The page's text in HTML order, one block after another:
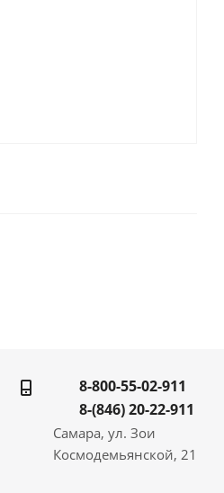
8-800-55-02-911
8-(846) 20-22-911
Самара, ул. Зои
Космодемьянской, 21